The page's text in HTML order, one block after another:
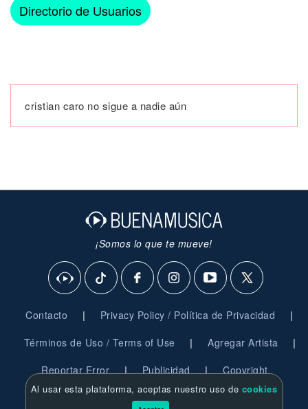
Directorio de Usuarios
cristian caro no sigue a nadie aún
¡Somos lo que te mueve!
Contacto | Privacy Policy / Política de Privacidad |
Términos de Uso / Terms of Use | Agregar Artista |
Reportar Error | Publicidad | Copyright
© 2026 BuenaMusica.com - Derechos Reservados
Al usar esta plataforma, aceptas nuestro uso de cookies